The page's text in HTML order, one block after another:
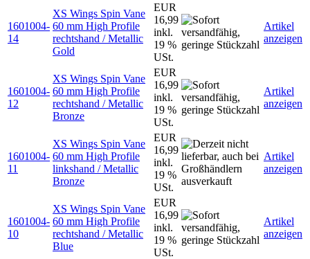
1601004-
14
XS Wings Spin Vane
60 mm High Profile
rechtshand / Metallic
Gold
EUR
16,99
inkl.
19 %
USt.
Artikel
anzeigen
1601004-
12
XS Wings Spin Vane
60 mm High Profile
rechtshand / Metallic
Bronze
EUR
16,99
inkl.
19 %
USt.
Artikel
anzeigen
1601004-
11
XS Wings Spin Vane
60 mm High Profile
linkshand / Metallic
Bronze
EUR
16,99
inkl.
19 %
USt.
Artikel
anzeigen
1601004-
10
XS Wings Spin Vane
60 mm High Profile
rechtshand / Metallic
Blue
EUR
16,99
inkl.
19 %
USt.
Artikel
anzeigen